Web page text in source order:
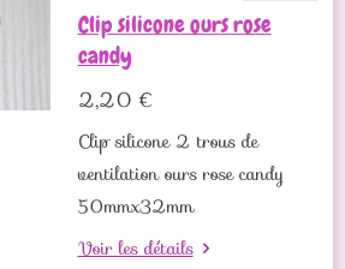
Clip silicone ours rose
candy
2,20 €
Clip silicone 2 trous de
ventilation ours rose candy
50mmx32mm
Voir les détails